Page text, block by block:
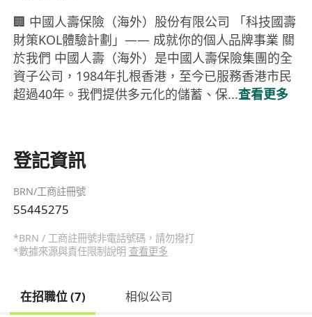
🏢 中國人壽保險（海外）股份有限公司 「科技國壽
財策KOL體驗計劃」—— 成就你的個人品牌事業 關
於我們 中國人壽（海外）是中國人壽保險集團的全
資子公司，1984年扎根香港，至今已服務香港市民
超過40年。我們提供多元化的儲蓄、保...查看更多
登記資訊
BRN/工商註冊號
55445275
*BRN / 工商註冊號非電話號碼，請勿撥打
*數據來源與責任限制說明 查看更多
在招職位 (7) 相似公司